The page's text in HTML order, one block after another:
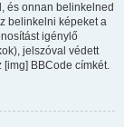
és onnan belinkelned
belinkelni képeket a
igénylő
jelszóval védett
BBCode címkét.